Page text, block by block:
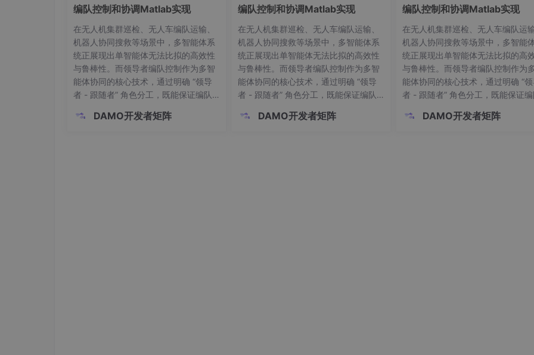
编队控制和协调Matlab实现
在无人机集群巡检、无人车编队运输、
机器人协同搜救等场景中，多智能体系
统正展现出单智能体无法比拟的高效性
与鲁棒性。而领导者编队控制作为多智
能体协同的核心技术，通过明确 “领导
者 - 跟随者” 角色分工，既能保证编队
变化。本文将深入解析多智能体领导者
DAMO开发者矩阵
编队控制和协调Matlab实现
在无人机集群巡检、无人车编队运输、
机器人协同搜救等场景中，多智能体系
统正展现出单智能体无法比拟的高效性
与鲁棒性。而领导者编队控制作为多智
能体协同的核心技术，通过明确 “领导
者 - 跟随者” 角色分工，既能保证编队
变化。本文将深入解析多智能体领导者
DAMO开发者矩阵
编队控制和协调Matlab实现
在无人机集群巡检、无人车编队运输
机器人协同搜救等场景中，多智能
统正展现出单智能体无法比拟的高
与鲁棒性。而领导者编队控制作为
能体协同的核心技术，通过明确 “领
者 - 跟随者” 角色分工，既能保证编
变化。本文将深入解析多智能体领导
DAMO开发者矩阵